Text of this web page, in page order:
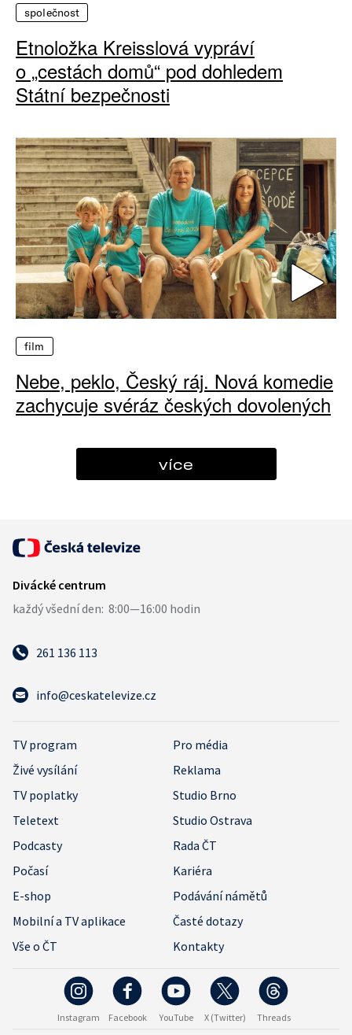
společnost
Etnoložka Kreisslová vypráví
o „cestách domů“ pod dohledem
Státní bezpečnosti
film
Nebe, peklo, Český ráj. Nová komedie
zachycuje svéráz českých dovolených
více
261 136 113
info@ceskatelevize.cz
TV program
Pro média
Živé vysílání
Reklama
TV poplatky
Studio Brno
Teletext
Studio Ostrava
Podcasty
Rada ČT
Počasí
Kariéra
E-shop
Podávání námětů
Mobilní a TV aplikace
Časté dotazy
Vše o ČT
Kontakty
Instagram Facebook YouTube X (Twitter) Threads